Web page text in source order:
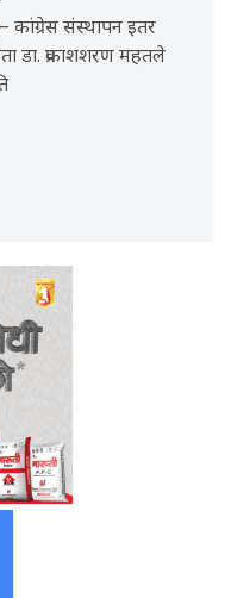
कांग्रेस संस्थापन इतर
डा. प्रकाशशरण महतले